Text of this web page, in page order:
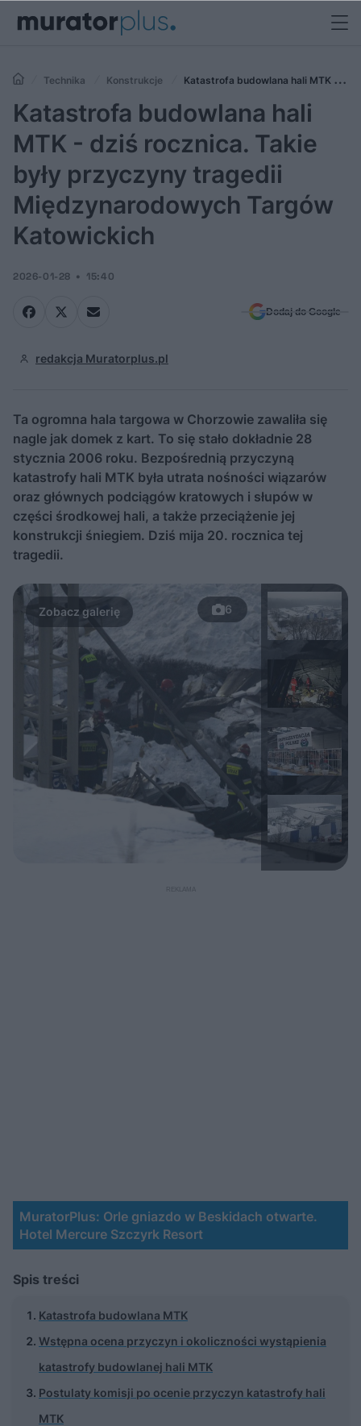
Technika Konstrukcje
Katastrofa budowlana hali MTK -
dziś rocznica. Takie były przyczyny tragedii Międzynarodowych
Targów Katowickich
Katastrofa budowlana hali
MTK - dziś rocznica. Takie
były przyczyny tragedii
Międzynarodowych Targów
Katowickich
2026-01-28 15:40
Dodaj do Google
redakcja Muratorplus.pl
Ta ogromna hala targowa w Chorzowie zawaliła się
nagle jak domek z kart. To się stało dokładnie 28
stycznia 2006 roku. Bezpośrednią przyczyną
katastrofy hali MTK była utrata nośności wiązarów
oraz głównych podciągów kratowych i słupów w
części środkowej hali, a także przeciążenie jej
konstrukcji śniegiem. Dziś mija 20. rocznica tej
tragedii.
6
MuratorPlus: Orle gniazdo w Beskidach otwarte.
Hotel Mercure Szczyrk Resort
Spis treści
Katastrofa budowlana MTK
Wstępna ocena przyczyn i okoliczności wystąpienia
katastrofy budowlanej hali MTK
Postulaty komisji po ocenie przyczyn katastrofy hali
MTK